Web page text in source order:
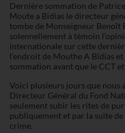
Dernière sommation de
Moute a Bidias le directeur
tombe de Monseigneur Benoît
solennellement à témoin
internationale sur cette
l’endroit de Mouthe A Bidias
sommation avant que le CCT
Voici plusieurs jours que nous
Directeur Général du Fond
seulement subir les rites de
publiquement et par la suite
crime.